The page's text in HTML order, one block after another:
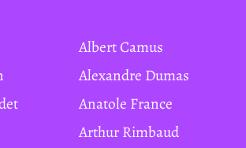
Albert Camus
Alexandre Dumas
Anatole France
Arthur Rimbaud